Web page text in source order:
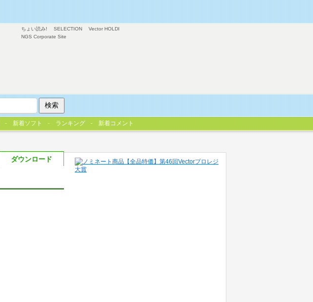
ダウンロード
ちょい読み! SELECTION
Vector HOLDI
NGS Corporate Site
新着ソフト ランキング 新着コメント